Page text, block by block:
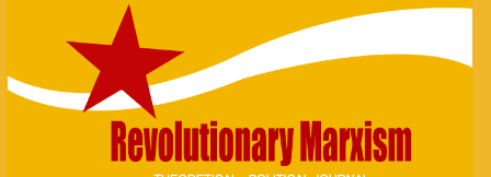
content
Marksizm